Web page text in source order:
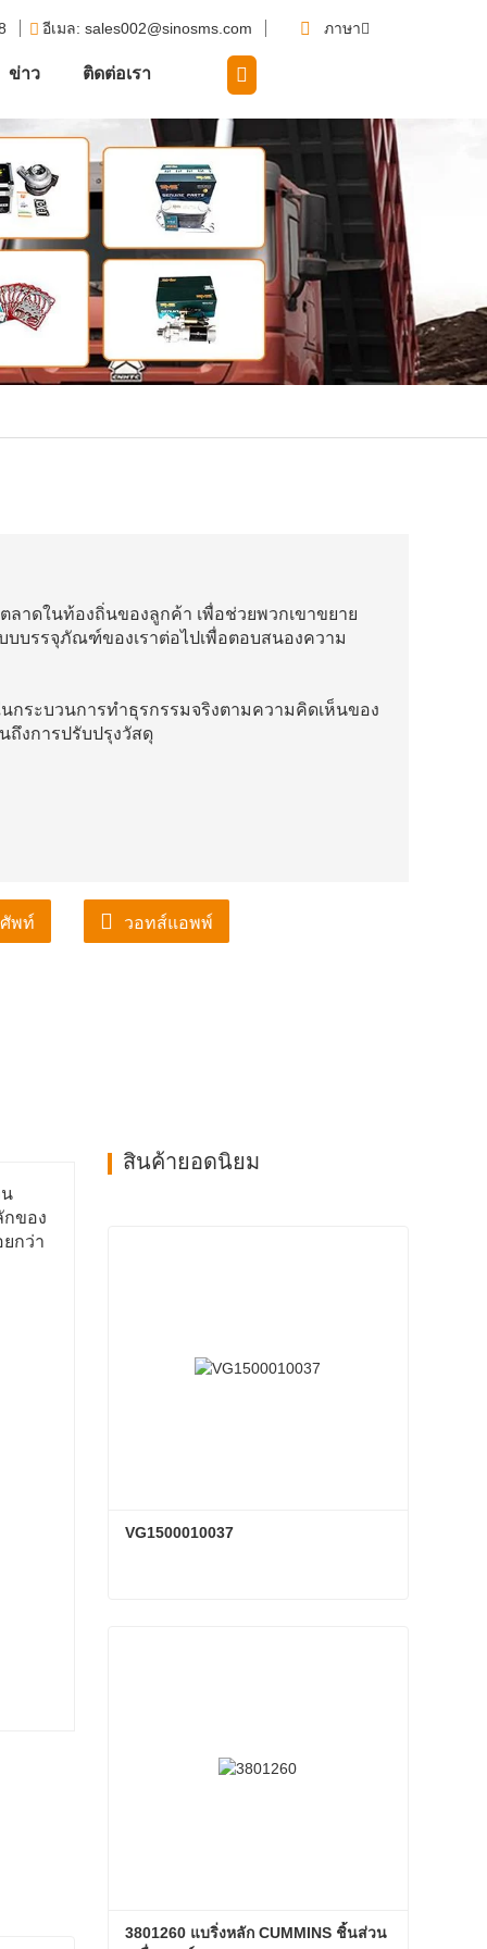
ข่าว ติดต่อเรา
อีเมล: sales002@sinosms.com ภาษา
ลาดในท้องถิ่นของลูกค้า เพื่อช่วยพวกเขาขยาย
บรรจุภัณฑ์ของเราต่อไปเพื่อตอบสนองความ
ระบวนการทำธุรกรรมจริงตามความคิดเห็นของ
งการปรับปรุงวัสดุ
พท์ วอทส์แอพพ์
น
กของ
กว่า
สินค้ายอดนิยม
VG1500010037
3801260 แบริ่งหลัก CUMMINS ชิ้นส่วน